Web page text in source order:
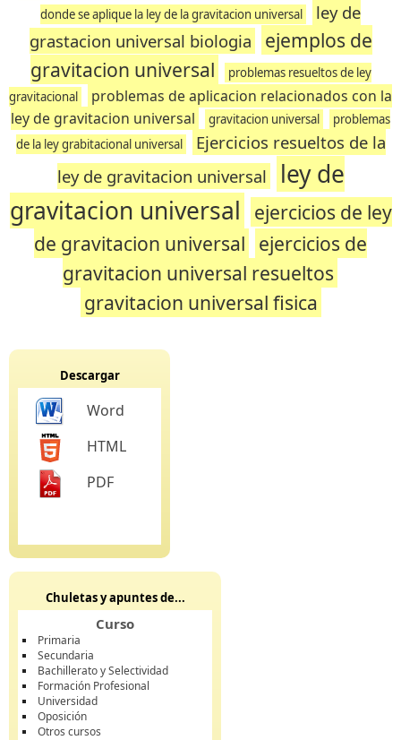
donde se aplique la ley de la gravitacion universal
ley de
grastacion universal biologia
ejemplos de
gravitacion universal
problemas resueltos de ley
gravitacional
problemas de aplicacion relacionados con la
ley de gravitacion universal
gravitacion universal
problemas
de la ley grabitacional universal
Ejercicios resueltos de la
ley de gravitacion universal
ley de
gravitacion universal
ejercicios de ley
de gravitacion universal ejercicios de
gravitacion universal resueltos
gravitacion universal fisica
Descargar
Word
HTML
PDF
Chuletas y apuntes de...
Curso
Primaria
Secundaria
Bachillerato y Selectividad
Formación Profesional
Universidad
Oposición
Otros cursos